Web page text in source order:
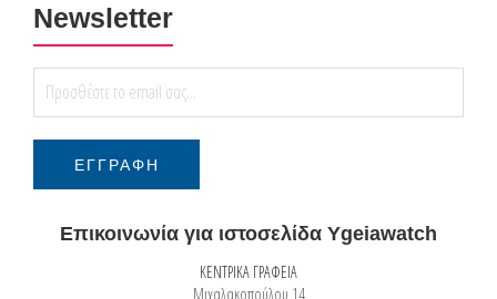
Newsletter
Επικοινωνία για ιστοσελίδα Ygeiawatch
ΚΕΝΤΡΙΚΑ ΓΡΑΦΕΙΑ
Μιχαλακοπούλου 14